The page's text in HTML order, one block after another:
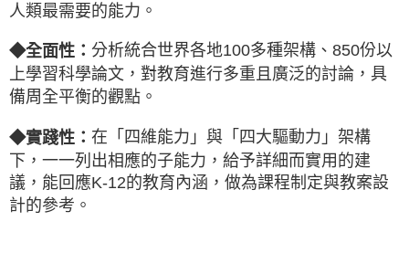
人類最需要的能力。
◆全面性： 分析統合世界各地100多種架構、850份以
上學習科學論文，對教育進行多重且廣泛的討論，具
備周全平衡的觀點。
◆實踐性： 在「四維能力」與「四大驅動力」架構
下，一一列出相應的子能力，給予詳細而實用的建
議，能回應K-12的教育內涵，做為課程制定與教案設
計的參考。